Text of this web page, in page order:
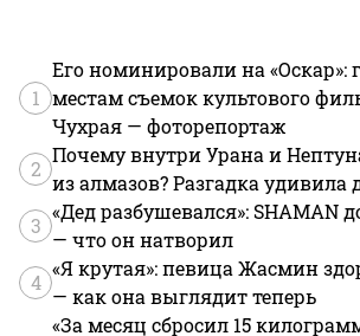
1
Его номинировали на «Оскар»:
местам съемок культового
Чухрая — фоторепортаж
2
Почему внутри Урана и
из алмазов? Разгадка
3
«Дед разбушевался»: SHAMAN
— что он натворил
4
«Я крутая»: певица Жасмин
— как она выглядит теперь
«За месяц сбросил 15